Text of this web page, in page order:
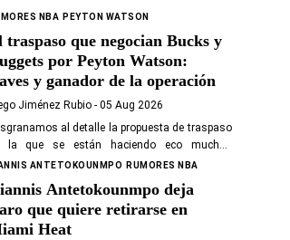
NBA PEYTON WATSON
traspaso que negocian Bucks y
por Peyton Watson:
y ganador de la operación
Jiménez Rubio- 05 Aug 2026
al detalle la propuesta de traspaso
la que se están haciendo eco muchos
NBA sobre Watson.
ANTETOKOUNMPO RUMORES NBA
Antetokounmpo deja
que quiere retirarse en
Heat